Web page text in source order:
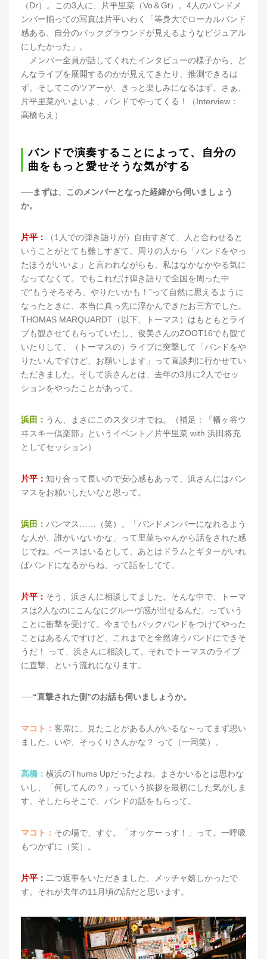
（Dr）。この3人に、片平里菜（Vo＆Gt）。4人のバンドメ
ンバー揃っての写真は片平いわく「等身大でローカルバンド
感ある、自分のバックグラウンドが見えるようなビジュアル
にしたかった」。
メンバー全員が話してくれたインタビューの様子から、ど
んなライブを展開するのかが見えてきたり、推測できるは
ず。そしてこのツアーが、きっと楽しみになるはず。さぁ、
片平里菜がいよいよ、バンドでやってくる！（Interview：
高橋ちえ）
バンドで演奏することによって、自分の
曲をもっと愛せそうな気がする
──まずは、このメンバーとなった経緯から伺いましょう
か。
片平：
（1人での弾き語りが）自由すぎて、人と合わせると
いうことがとても難しすぎて。周りの人から「バンドをやっ
たほうがいいよ」と言われながらも、私はなかなかやる気に
なってなくて。でもこれだけ弾き語りで全国を周った中
で“もうそろそろ、やりたいかも！”って自然に思えるように
なったときに、本当に真っ先に浮かんできたお三方でした。
THOMAS MARQUARDT（以下、トーマス）はもともとライ
ブも観させてもらっていたし、俊美さんのZOOT16でも観て
いたりして、（トーマスの）ライブに突撃して「バンドをや
りたいんですけど、お願いします」って直談判に行かせてい
ただきました。そして浜さんとは、去年の3月に2人でセッ
ションをやったことがあって。
浜田： うん、まさにこのスタジオでね。（補足：『幡ヶ谷ウ
ヰスキー倶楽部』というイベント／片平里菜 with 浜田将充
としてセッション）
片平： 知り合って長いので安心感もあって、浜さんにはバン
マスをお願いしたいなと思って。
浜田： バンマス……（笑）。「バンドメンバーになれるよう
な人が、誰かいないかな」って里菜ちゃんから話をされた感
じでね。ベースはいるとして、あとはドラムとギターがいれ
ばバンドになるからね、って話をしてて。
片平： そう、浜さんに相談してました。そんな中で、トーマ
スは2人なのにこんなにグルーヴ感が出せるんだ、っていう
ことに衝撃を受けて。今までもバックバンドをつけてやった
ことはあるんですけど、これまでと全然違うバンドにできそ
うだ！ って、浜さんに相談して。それでトーマスのライブ
に直撃、という流れになります。
──“直撃された側”のお話も伺いましょうか。
マコト： 客席に、見たことがある人がいるな～ってまず思い
ました。いや、そっくりさんかな？ って（一同笑）。
高橋： 横浜のThums Upだったよね。まさかいるとは思わな
いし、「何してんの？」っていう挨拶を最初にした気がしま
す。そしたらそこで、バンドの話をもらって。
マコト： その場で、すぐ。「オッケーっす！」って。一呼吸
もつかずに（笑）。
片平： 二つ返事をいただきました、メッチャ嬉しかったで
す。それが去年の11月頃の話だと思います。